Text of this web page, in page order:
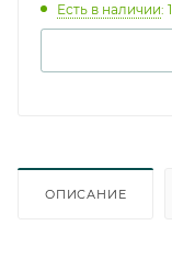
Есть в наличии: 1
ОПИСАНИЕ